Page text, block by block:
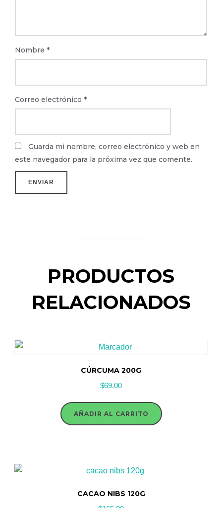
Nombre *
Correo electrónico *
Guarda mi nombre, correo electrónico y web en
este navegador para la próxima vez que comente.
PRODUCTOS
RELACIONADOS
CÚRCUMA 200G
$69.00
AÑADIR AL CARRITO
CACAO NIBS 120G